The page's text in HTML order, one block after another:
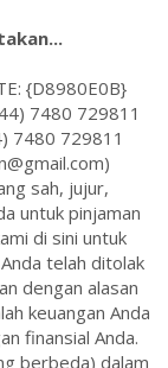
729811
sah, jujur,
untuk pinjaman
di sini untuk
telah ditolak
dengan alasan
keuangan Anda
finansial Anda.
berbeda) dalam